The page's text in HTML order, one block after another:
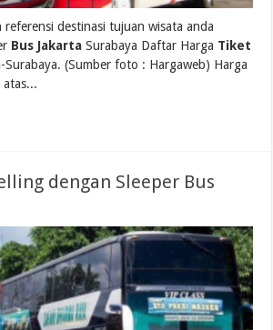
referensi destinasi tujuan wisata anda
Bus Jakarta Surabaya Daftar Harga Tiket
-Surabaya. (Sumber foto : Hargaweb) Harga
atas...
dengan Sleeper Bus